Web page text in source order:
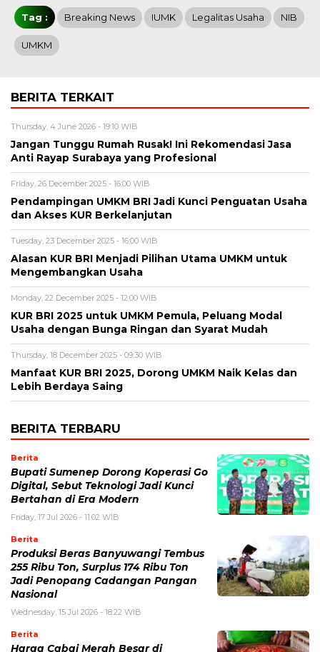
Tag : Breaking News IUMK Legalitas Usaha NIB
UMKM
BERITA TERKAIT
Thursday, 4 June 2026 - 19:10 WIB
Jangan Tunggu Rumah Rusak! Ini Rekomendasi Jasa
Anti Rayap Surabaya yang Profesional
Friday, 26 December 2025 - 16:00 WIB
Pendampingan UMKM BRI Jadi Kunci Penguatan Usaha
dan Akses KUR Berkelanjutan
Tuesday, 23 December 2025 - 16:00 WIB
Alasan KUR BRI Menjadi Pilihan Utama UMKM untuk
Mengembangkan Usaha
Monday, 22 December 2025 - 12:00 WIB
KUR BRI 2025 untuk UMKM Pemula, Peluang Modal
Usaha dengan Bunga Ringan dan Syarat Mudah
Thursday, 18 December 2025 - 09:30 WIB
Manfaat KUR BRI 2025, Dorong UMKM Naik Kelas dan
Lebih Berdaya Saing
BERITA TERBARU
Berita
Bupati Sumenep Dorong Koperasi Go
Digital, Sebut Teknologi Jadi Kunci
Bertahan di Era Modern
Friday, 17 Jul 2026 - 11:02 WIB
Berita
Produksi Beras Banyuwangi Tembus
255 Ribu Ton, Surplus 174 Ribu Ton
Jadi Penopang Cadangan Pangan
Nasional
Wednesday, 15 Jul 2026 - 18:22 WIB
Berita
Harga Cabai Merah Besar di